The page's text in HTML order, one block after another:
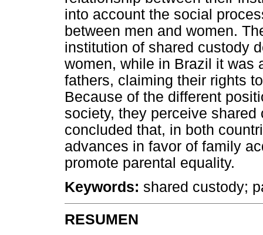
into account the social
between men and women.
institution of shared custody
women, while in Brazil it was
fathers, claiming their rights
Because of the different
society, they perceive
concluded that, in both
advances in favor of family
promote parental equality.
Keywords: shared custody;
RESUMEN